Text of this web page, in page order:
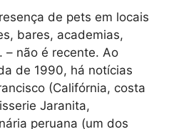
de pets em locais
bares, academias,
– não é recente. Ao
de 1990, há notícias
(Califórnia, costa
Jaranita,
peruana (um dos